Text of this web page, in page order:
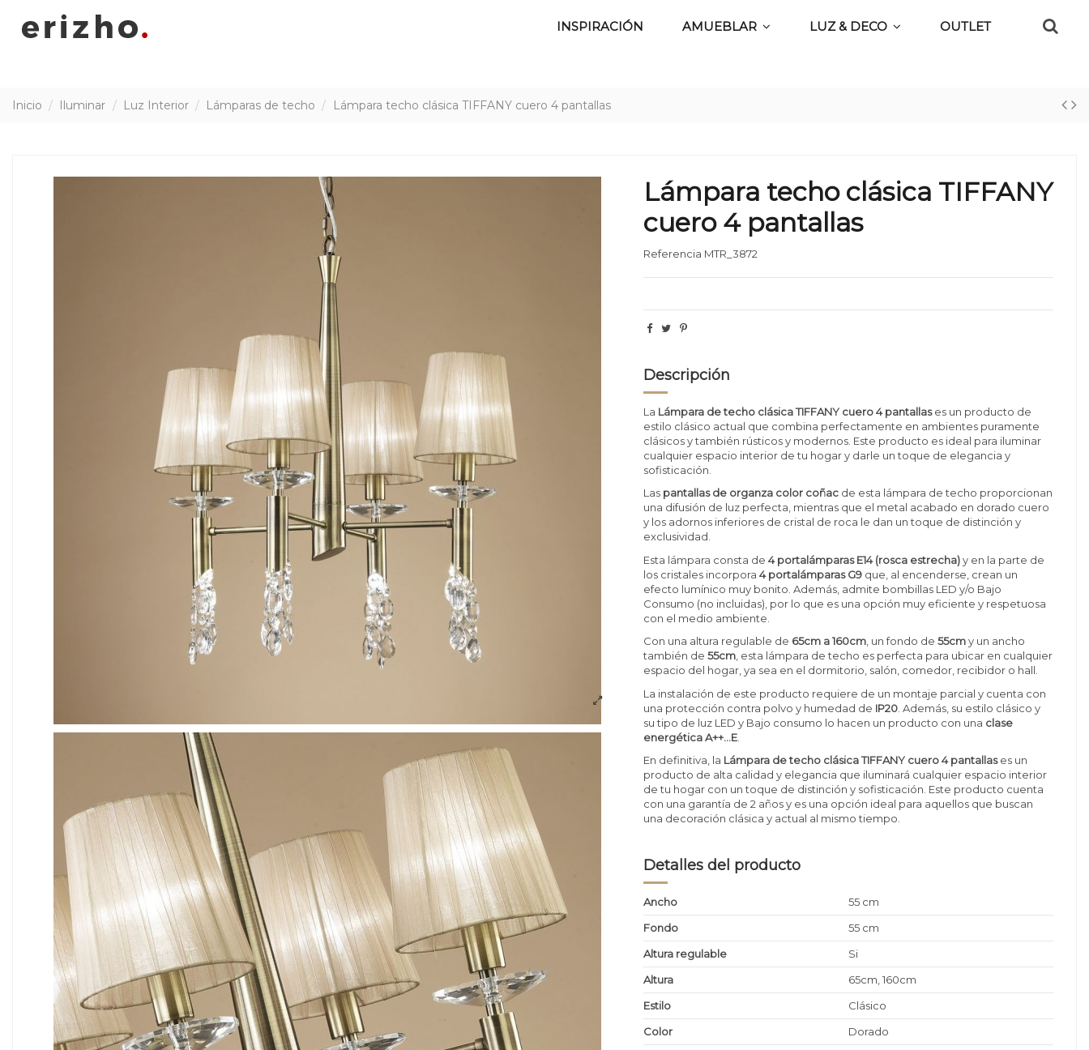
INSPIRACIÓN AMUEBLAR LUZ & DECO OUTLET
Inicio Iluminar Luz Interior Lámparas de techo Lámpara techo clásica TIFFANY cuero 4 pantallas
Lámpara techo clásica TIFFANY
cuero 4 pantallas
Referencia MTR_3872
Descripción
La Lámpara de techo clásica TIFFANY cuero 4 pantallases un producto de
estilo clásico actual que combina perfectamente en ambientes puramente
clásicos y también rústicos y modernos. Este producto es ideal para iluminar
cualquier espacio interior de tu hogar y darle un toque de elegancia y
sofisticación.
Las pantallas de organza color coñac de esta lámpara de techo proporcionan
una difusión de luz perfecta, mientras que el metal acabado en dorado cuero
y los adornos inferiores de cristal de roca le dan un toque de distinción y
exclusividad.
Esta lámpara consta de4 portalámparas E14 (rosca estrecha)y en la parte de
los cristales incorpora4 portalámparas G9 que, al encenderse, crean un
efecto lumínico muy bonito. Además, admite bombillas LED y/o Bajo
Consumo (no incluidas), por lo que es una opción muy eficiente y respetuosa
con el medio ambiente.
Con una altura regulable de 65cm a 160cm, un fondo de55cmy un ancho
también de55cm, esta lámpara de techo es perfecta para ubicar en cualquier
espacio del hogar, ya sea en el dormitorio, salón, comedor, recibidor o hall.
La instalación de este producto requiere de un montaje parcial y cuenta con
una protección contra polvo y humedad de IP20 . Además, su estilo clásico y
su tipo de luz LED y Bajo consumo lo hacen un producto con una clase
energética A++...E
En definitiva, la Lámpara de techo clásica TIFFANY cuero 4 pantallases un
producto de alta calidad y elegancia que iluminará cualquier espacio interior
de tu hogar con un toque de distinción y sofisticación. Este producto cuenta
con una garantía de 2 años y es una opción ideal para aquellos que buscan
una decoración clásica y actual al mismo tiempo.
Detalles del producto
Ancho
55 cm
Fondo
55 cm
Altura regulable
Si
Altura
65cm, 160cm
Estilo
Clásico
Color
Dorado